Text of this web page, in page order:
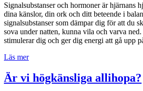
Signalsubstanser och hormoner är hjärnans
dina känslor, din ork och ditt beteende i
signalsubstanser som dämpar dig för att du
sova under natten, kunna vila och varva
stimulerar dig och ger dig energi att gå upp
Läs mer
Är vi högkänsliga allihopa?